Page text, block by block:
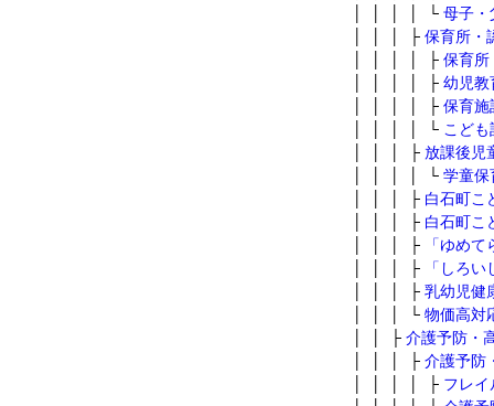
│ │ │ │ └ 母子・
│ │ │ ├ 保育所・
│ │ │ │ ├ 保育所
│ │ │ │ ├ 幼児教
│ │ │ │ ├ 保育施
│ │ │ │ └ こど
│ │ │ ├ 放課後児
│ │ │ │ └ 学童保
│ │ │ ├ 白石町こ
│ │ │ ├ 白石町こ
│ │ │ ├
「ゆめ
│ │ │ ├
「しろ
│ │ │ ├ 乳幼児健
│ │ │ └ 物価高対
│ │ ├ 介護予防・
│ │ │ ├ 介護予防
│ │ │ │ ├ フレ